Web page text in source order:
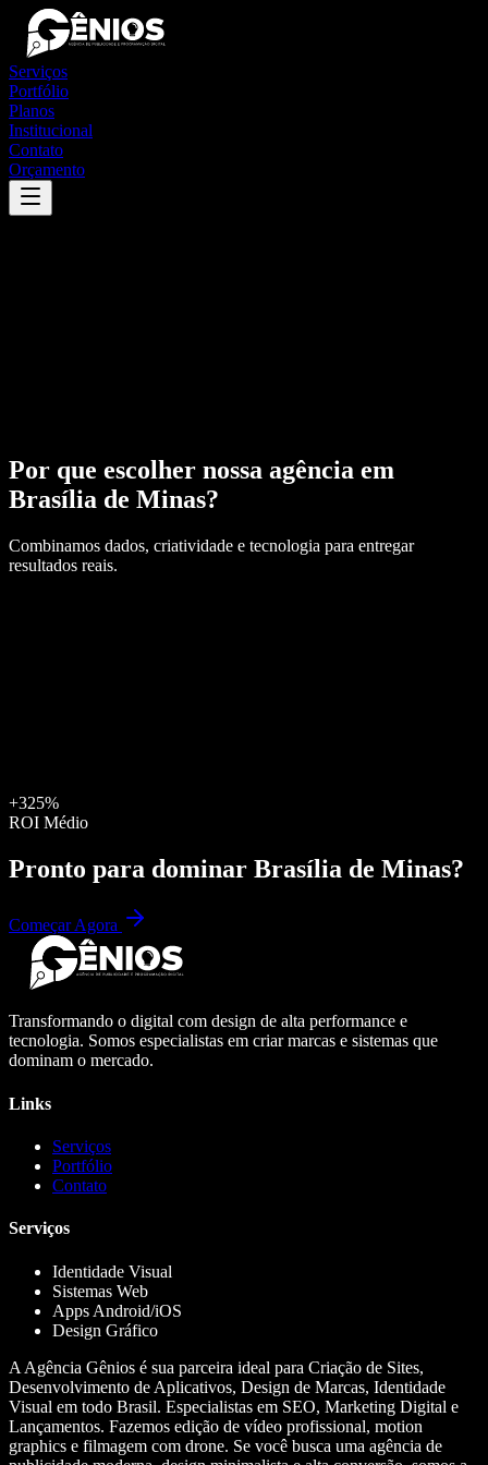
Serviços
Portfólio
Planos
Institucional
Contato
Orçamento
Por que escolher nossa agência em
Brasília de Minas?
Combinamos dados, criatividade e tecnologia para entregar
resultados reais.
+325%
ROI Médio
Pronto para dominar Brasília de Minas?
Começar Agora
Transformando o digital com design de alta performance e
tecnologia. Somos especialistas em criar marcas e sistemas que
dominam o mercado.
Links
Serviços
Portfólio
Contato
Serviços
Identidade Visual
Sistemas Web
Apps Android/iOS
Design Gráfico
A Agência Gênios é sua parceira ideal para Criação de Sites,
Desenvolvimento de Aplicativos, Design de Marcas, Identidade
Visual em todo Brasil. Especialistas em SEO, Marketing Digital e
Lançamentos. Fazemos edição de vídeo profissional, motion
graphics e filmagem com drone. Se você busca uma agência de